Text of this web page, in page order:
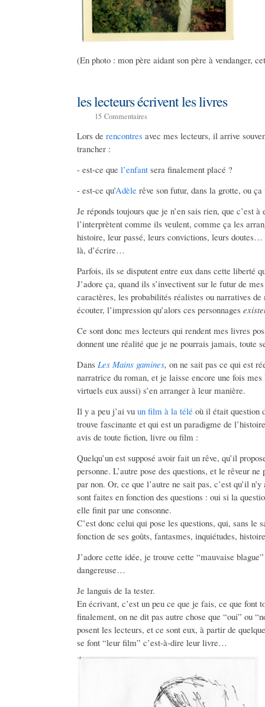
(En photo : mon père aidant son père à vendanger,
les lecteurs écrivent les livres
15 Commentaires
Lors de rencontres avec mes lecteurs, il arrive
trancher :
- est-ce que l’enfant sera finalement placé ?
- est-ce qu’Adèle rêve son futur, dans la grotte, ou
Je réponds toujours que je n’en sais rien, que c’est
l’interprètent comme ils veulent, comme ça les
histoire, leur passé, leurs convictions, leurs doutes…
là, d’écrire…
Parfois, ils se disputent entre eux dans cette liberté
J’adore ça, quand ils s’invectivent sur le futur de
caractères, les probabilités réalistes ou narratives de
écouter, l’impression qu’alors ces personnages
Ce sont donc mes lecteurs qui rendent mes livres
donnent une réalité que je ne pourrais jamais, toute
Dans Les Mains gamines, on ne sait pas ce qui est
narratrice du roman, et je laisse encore une fois
virtuels eux aussi) s’en arranger à leur manière.
Il y a peu j’ai vu un film à la télé où il était question
trouve fascinante et qui est un paradigme de
avis de toute fiction, livre ou film :
Quelqu’un est supposé avoir fait un rêve, qu’il
personne. L’autre pose des questions, et le rêveur
par non. Or, ce que l’autre ne sait pas, c’est qu’il
sont faites en fonction des questions : oui si la
elle finit par une consonne.
C’est donc celui qui pose les questions, qui, sans le
fonction de ses goûts, fantasmes, inquiétudes,
J’adore cette idée, je trouve cette “mauvaise
dangereuse…
Je languis de la tester.
En écrivant, c’est un peu ce que je fais, ce que font
finalement, on ne dit pas autre chose que “oui” ou
posent les lecteurs, et ce sont eux, à partir de
se font “leur film” c’est-à-dire leur livre…